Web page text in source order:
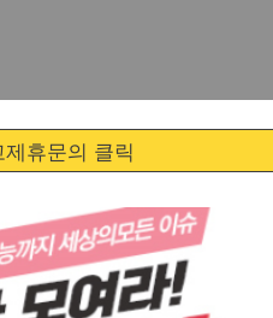
휴문의 클릭